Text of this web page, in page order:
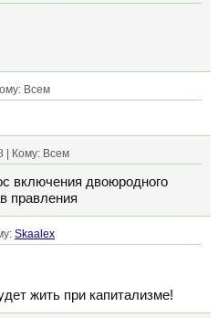
Всем
| Кому: Всем
включения двоюродного
правления
Skaalex
жить при капитализме!